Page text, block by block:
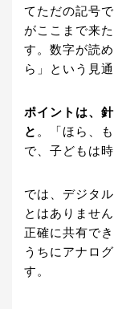
てただの記号
がここまで来
す。数字が読
ら」という見
ポイントは、
と 。「ほら、
で、子どもは
では、デジタ
とはありませ
正確に共有で
うちにアナロ
す。